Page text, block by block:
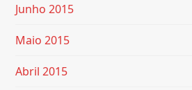
Junho 2015
Maio 2015
Abril 2015